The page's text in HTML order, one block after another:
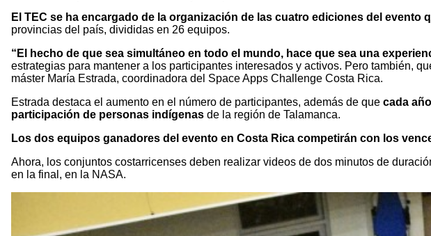
El TEC se ha encargado de la organización de las cuatro ediciones del evento
provincias del país, divididas en 26 equipos.
“El hecho de que sea simultáneo en todo el mundo, hace que sea una
estrategias para mantener a los participantes interesados y activos. Pero también,
máster María Estrada, coordinadora del Space Apps Challenge Costa Rica.
Estrada destaca el aumento en el número de participantes, además de que cada
participación de personas indígenas de la región de Talamanca.
Los dos equipos ganadores del evento en Costa Rica competirán con los
Ahora, los conjuntos costarricenses deben realizar videos de dos minutos de
en la final, en la NASA.